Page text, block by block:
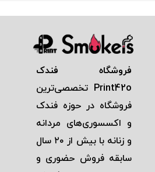
فروشگاه فندک
Print42o تخصصی‌ترين
فروشگاه در حوزه فندک
و اكسسوری‌های مردانه
و زنانه با بيش از ٢٠ سال
سابقه فروش حضوری و